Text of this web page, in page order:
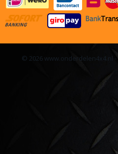
© 2026 www.onderdelen4x4.nl -